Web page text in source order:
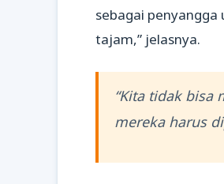
sebagai
tajam,” jelasnya.
“Kita tidak bisa
mereka harus